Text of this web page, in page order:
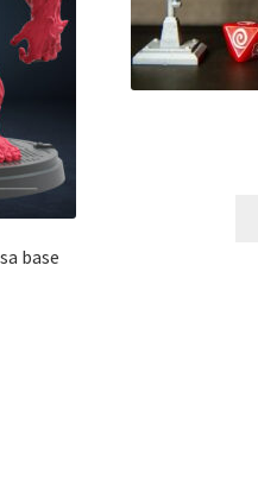
base